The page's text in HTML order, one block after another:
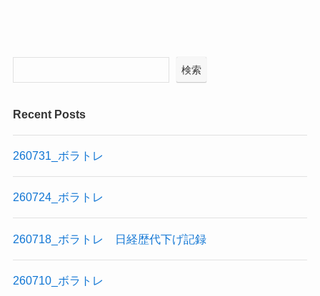
検索
Recent Posts
260731_ボラトレ
260724_ボラトレ
260718_ボラトレ 日経歴代下げ記録
260710_ボラトレ